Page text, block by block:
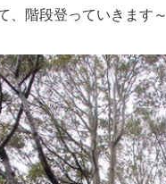
、階段登っていきます～